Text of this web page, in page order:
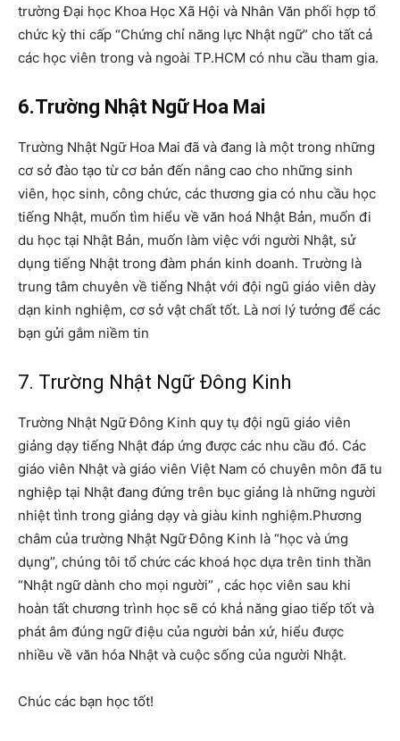
trường Đại học Khoa Học Xã Hội và Nhân Văn phối hợp tổ
chức kỳ thi cấp “Chứng chỉ năng lực Nhật ngữ” cho tất cả
các học viên trong và ngoài TP.HCM có nhu cầu tham gia.
6.Trường Nhật Ngữ Hoa Mai
Trường Nhật Ngữ Hoa Mai đã và đang là một trong những
cơ sở đào tạo từ cơ bản đến nâng cao cho những sinh
viên, học sinh, công chức, các thương gia có nhu cầu học
tiếng Nhật, muốn tìm hiểu về văn hoá Nhật Bản, muốn đi
du học tại Nhật Bản, muốn làm việc với người Nhật, sử
dụng tiếng Nhật trong đàm phán kinh doanh. Trường là
trung tâm chuyên về tiếng Nhật với đội ngũ giáo viên dày
dạn kinh nghiệm, cơ sở vật chất tốt. Là nơi lý tưởng để các
bạn gửi gắm niềm tin
7. Trường Nhật Ngữ Đông Kinh
Trường Nhật Ngữ Đông Kinh quy tụ đội ngũ giáo viên
giảng dạy tiếng Nhật đáp ứng được các nhu cầu đó. Các
giáo viên Nhật và giáo viên Việt Nam có chuyên môn đã tu
nghiệp tại Nhật đang đứng trên bục giảng là những người
nhiệt tình trong giảng dạy và giàu kinh nghiệm.Phương
châm của trường Nhật Ngữ Đông Kinh là “học và ứng
dụng”, chúng tôi tổ chức các khoá học dựa trên tinh thần
“Nhật ngữ dành cho mọi người” , các học viên sau khi
hoàn tất chương trình học sẽ có khả năng giao tiếp tốt và
phát âm đúng ngữ điệu của người bản xứ, hiểu được
nhiều về văn hóa Nhật và cuộc sống của người Nhật.
Chúc các bạn học tốt!